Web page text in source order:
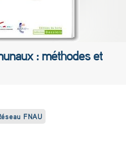
: méthodes et
FNAU